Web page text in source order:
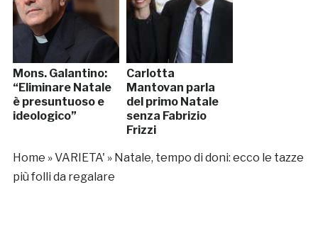
Mons. Galantino:
“Eliminare Natale
è presuntuoso e
ideologico”
Carlotta
Mantovan parla
del primo Natale
senza Fabrizio
Frizzi
Home »VARIETA' » Natale, tempo di doni: ecco le tazze
più folli da regalare